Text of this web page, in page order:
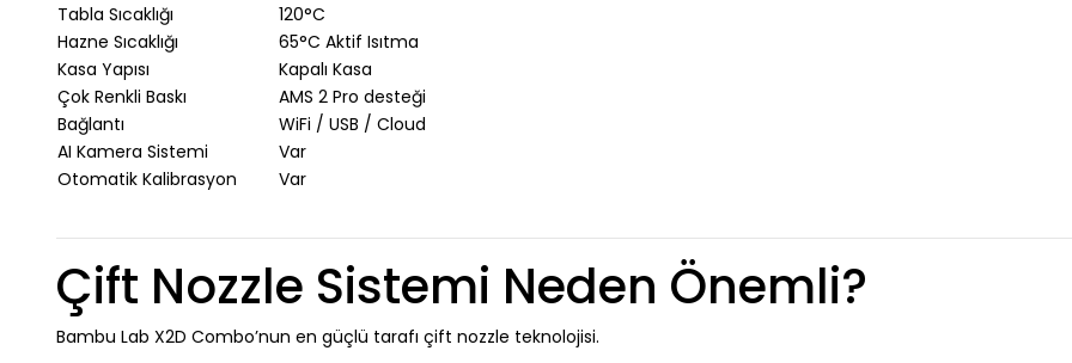
Tabla Sıcaklığı
120°C
Hazne Sıcaklığı
65°C Aktif Isıtma
Kasa Yapısı
Kapalı Kasa
Çok Renkli Baskı
AMS 2 Pro desteği
Bağlantı
WiFi / USB / Cloud
AI Kamera Sistemi
Var
Otomatik Kalibrasyon
Var
Çift Nozzle Sistemi Neden Önemli?
Bambu Lab X2D Combo’nun en güçlü tarafı çift nozzle teknolojisi.